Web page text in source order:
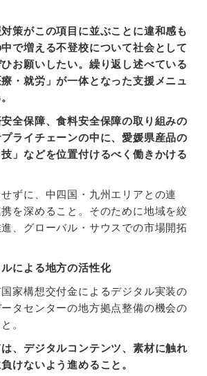
策がこの項目に並ぶことに違和感も
で増える不登校について社会として
お願いしたい。繰り返し述べている
療・就労」が一体となった支援メニュ
全保障、食料安全保障の取り組みの
ライチェーンの中に、愛媛県産品の
技」などを位置付けるべく働きかける
ずに、中四国・九州エリアとの連
を深めること。そのために地域を絞
、グローバル・サウスでの市場開拓
による地方の活性化
家構想交付金によるデジタル実装の
タセンターの地方拠点整備の機会の
。
、デジタルコンテンツ、素材に触れ
けないよう進めること。